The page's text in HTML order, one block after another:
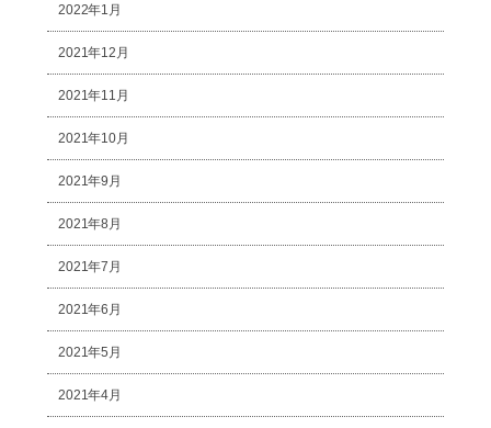
2022年1月
2021年12月
2021年11月
2021年10月
2021年9月
2021年8月
2021年7月
2021年6月
2021年5月
2021年4月